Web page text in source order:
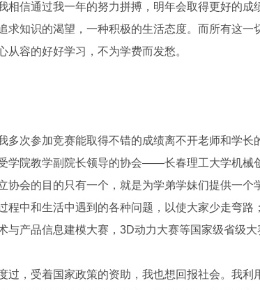
相信通过我一年的努力拼搏，明年会取得更好的成
求知识的渴望，一种积极的生活态度。而所有这一
容的好好学习，不为学费而发愁。
次参加竞赛能取得不错的成绩离不开老师和学长
学院教学副院长领导的协会——长春理工大学机械
协会的目的只有一个，就是为学弟学妹们提供一个
程中和生活中遇到的各种问题，以使大家少走弯路
与产品信息建模大赛，3D动力大赛等国家级省级大
，受着国家政策的资助，我也想回报社会。我利